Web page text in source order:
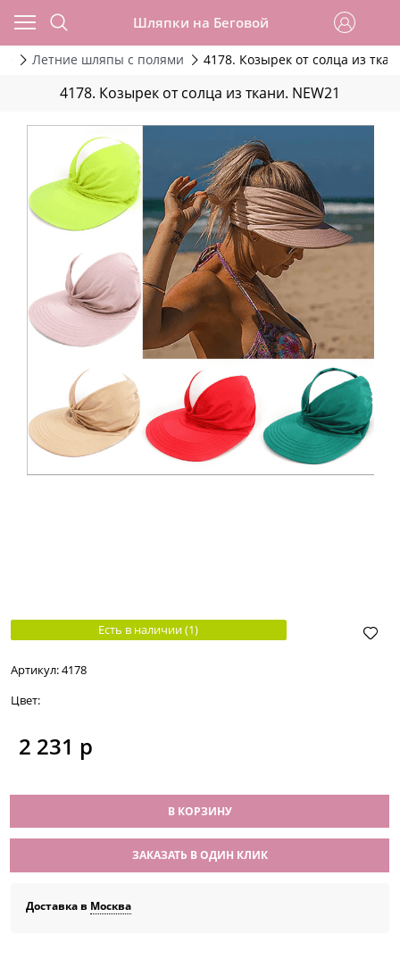
Шляпки на Беговой
Летние шляпы с полями 4178. Козырек от солца из
4178. Козырек от солца из ткани. NEW21
Есть в наличии (1)
Артикул:4178
Цвет:
2 231 р
В КОРЗИНУ
ЗАКАЗАТЬ В ОДИН КЛИК
Доставка в Москва